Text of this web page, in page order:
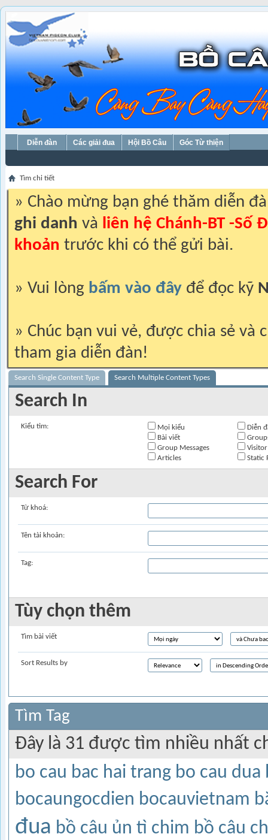
Diễn đàn Các giải đua Hội Bồ Câu Góc Từ thiện
Tìm chi tiết
» Chào mừng bạn ghé thăm diễn
ghi danh và liên hệ Chánh-BT -Số
khoản trước khi có thể gửi bài.
» Vui lòng bấm vào đây để đọc kỹ
» Chúc bạn vui vẻ, được chia sẻ và
tham gia diễn đàn!
Search Single Content Type Search Multiple Content Types
Search In
Kiểu tìm: Mọi kiểu
Diễn
Bài viết
Group Messages
Visitor
Articles
Static
Search For
Từ khoá:
Tên tài khoản:
Tag:
Tùy chọn thêm
Tìm bài viết
Sort Results by
Tìm Tag
Đây là 31 được tìm nhiều nhất
bo cau bac hai trang bo cau dua
bocaungocdien bocauvietnam
đua bồ câu ủn tì chim bồ câu